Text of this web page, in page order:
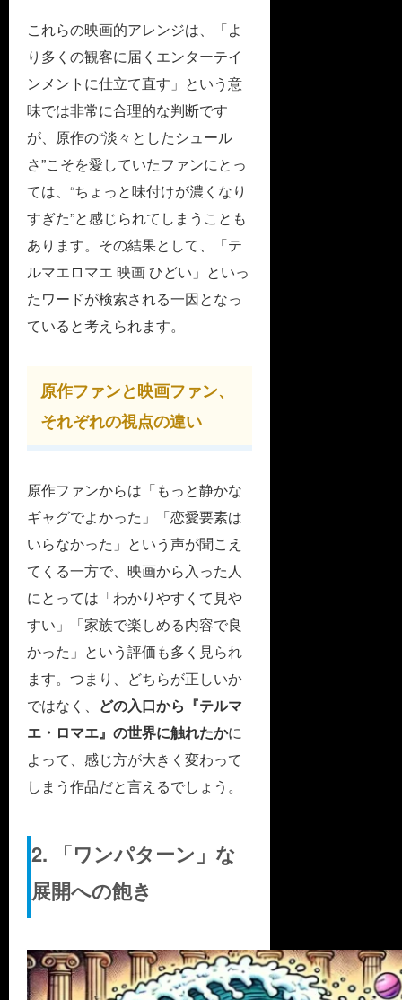
これらの映画的アレンジは、「よ
り多くの観客に届くエンターテイ
ンメントに仕立て直す」という意
味では非常に合理的な判断です
が、原作の“淡々としたシュール
さ”こそを愛していたファンにとっ
ては、“ちょっと味付けが濃くなり
すぎた”と感じられてしまうことも
あります。その結果として、「テ
ルマエロマエ 映画 ひどい」といっ
たワードが検索される一因となっ
ていると考えられます。
原作ファンと映画ファン、
それぞれの視点の違い
原作ファンからは「もっと静かな
ギャグでよかった」「恋愛要素は
いらなかった」という声が聞こえ
てくる一方で、映画から入った人
にとっては「わかりやすくて見や
すい」「家族で楽しめる内容で良
かった」という評価も多く見られ
ます。つまり、どちらが正しいか
ではなく、 どの入口から『テルマ
エ・ロマエ』の世界に触れたかに
よって、感じ方が大きく変わって
しまう作品だと言えるでしょう。
2. 「ワンパターン」な
展開への飽き